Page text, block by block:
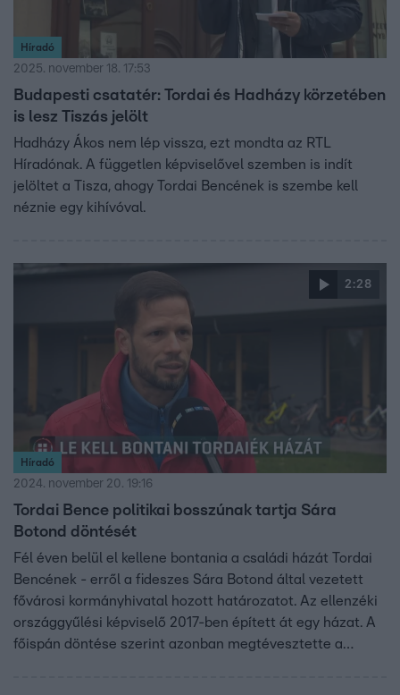
Híradó
2025. november 18. 17:53
Budapesti csatatér: Tordai és Hadházy körzetében
is lesz Tiszás jelölt
Hadházy Ákos nem lép vissza, ezt mondta az RTL
Híradónak. A független képviselővel szemben is indít
jelöltet a Tisza, ahogy Tordai Bencének is szembe kell
néznie egy kihívóval.
2:28
Híradó
2024. november 20. 19:16
Tordai Bence politikai bosszúnak tartja Sára
Botond döntését
Fél éven belül el kellene bontania a családi házát Tordai
Bencének - erről a fideszes Sára Botond által vezetett
fővárosi kormányhivatal hozott határozatot. Az ellenzéki
országgyűlési képviselő 2017-ben épített át egy házat. A
főispán döntése szerint azonban megtévesztette a